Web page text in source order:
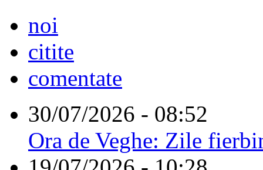
noi
citite
comentate
30/07/2026 - 08:52
Ora de Veghe: Zile